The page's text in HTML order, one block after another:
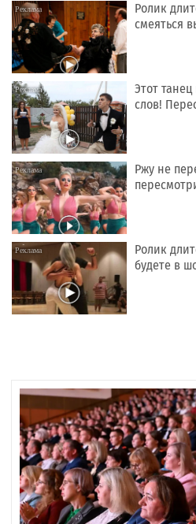
Ролик
смеяться
Этот
слов!
Ржу не
Ролик
будете в